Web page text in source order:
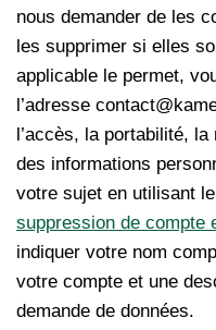
nous demander de les
les supprimer si elles
applicable le permet,
l’adresse
l’accès, la portabilité,
des informations
votre sujet en utilisant le
suppression de compte
indiquer votre nom
votre compte et une
demande de données.